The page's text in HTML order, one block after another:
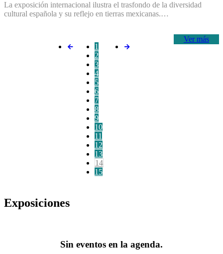
La exposición internacional ilustra el trasfondo de la diversidad
cultural española y su reflejo en tierras mexicanas.…
Ver más
1
2
3
4
5
6
7
8
9
10
11
12
13
14
15
Exposiciones
Sin eventos en la agenda.